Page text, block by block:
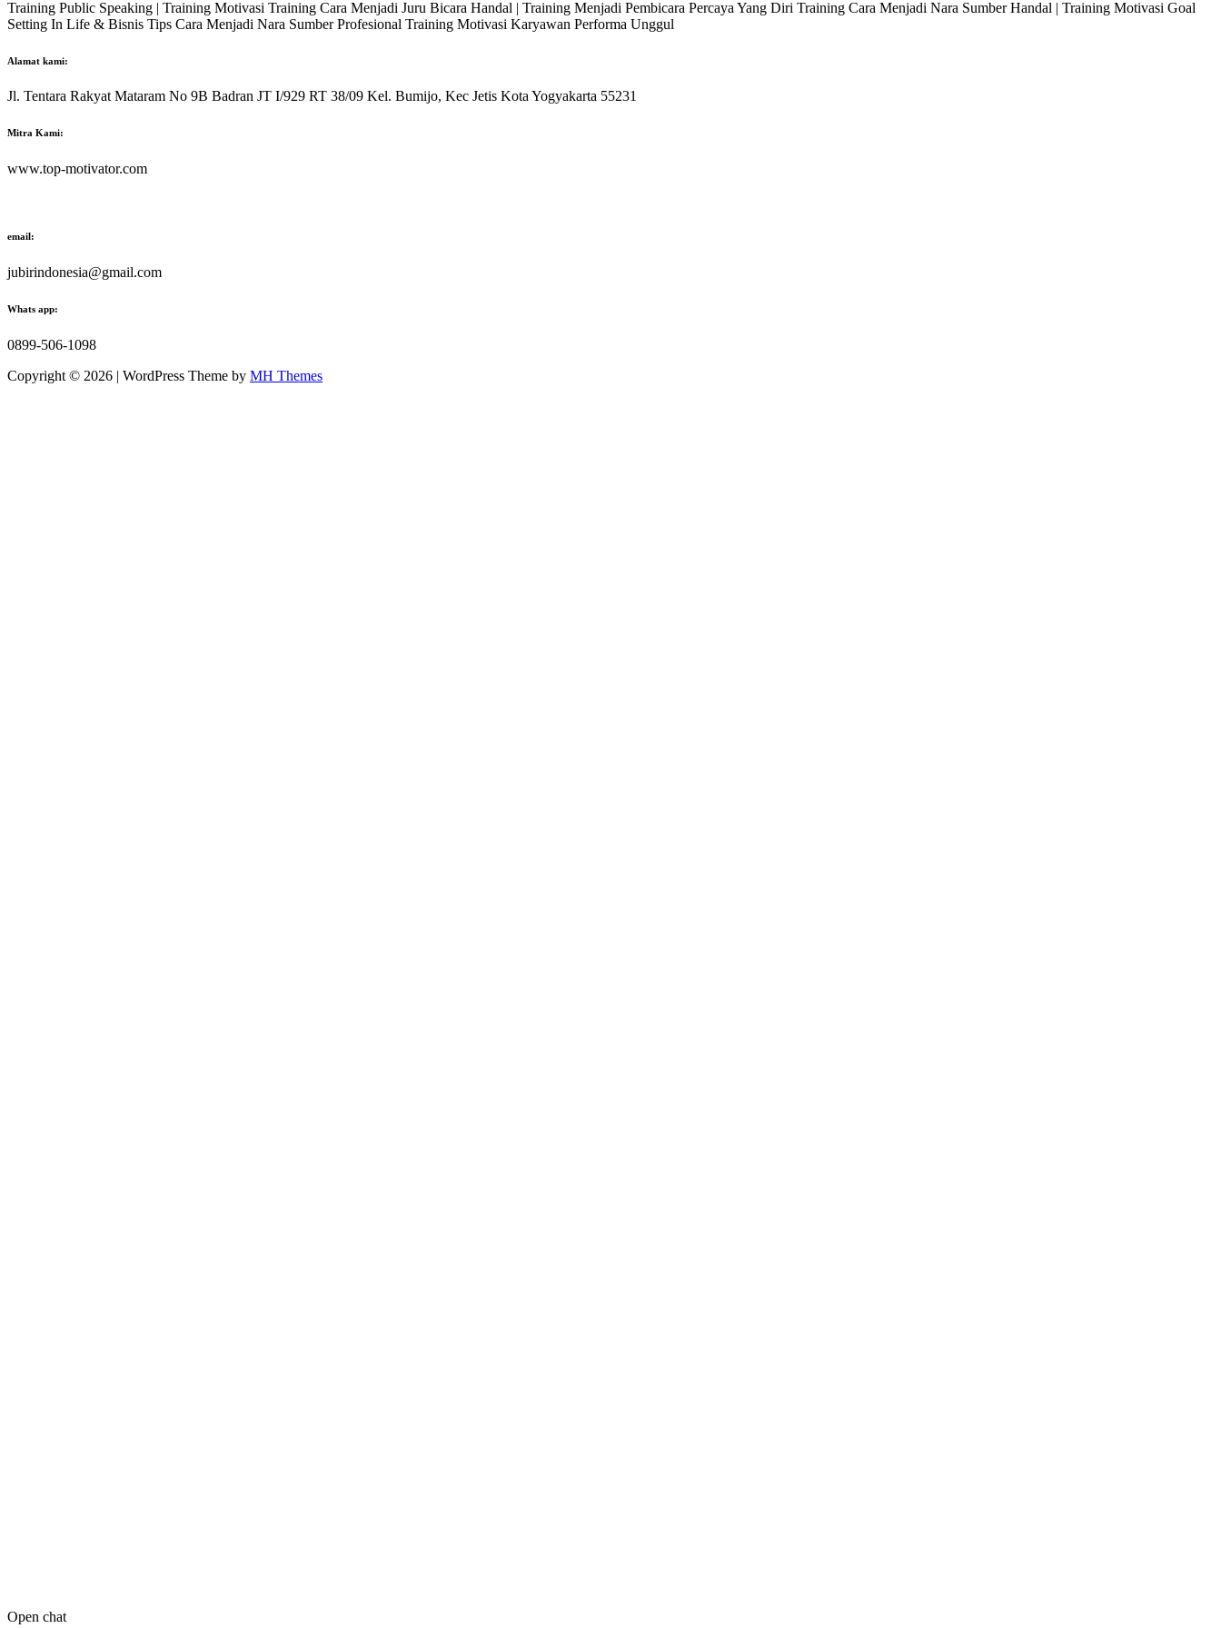
Training Public Speaking | Training Motivasi Training Cara Menjadi Juru Bicara Handal | Training Menjadi Pembicara Percaya Yang Diri Training Cara Menjadi Nara Sumber Handal | Training Motivasi Goal
Setting In Life & Bisnis Tips Cara Menjadi Nara Sumber Profesional Training Motivasi Karyawan Performa Unggul
Alamat kami:
Jl. Tentara Rakyat Mataram No 9B Badran JT I/929 RT 38/09 Kel. Bumijo, Kec Jetis Kota Yogyakarta 55231
Mitra Kami:
www.top-motivator.com
email:
jubirindonesia@gmail.com
Whats app:
0899-506-1098
Copyright © 2026 | WordPress Theme by MH Themes
Open chat